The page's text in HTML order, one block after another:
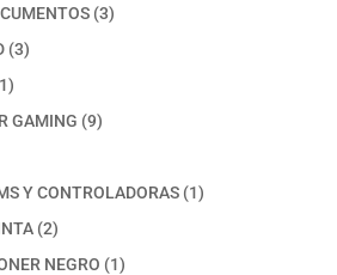
33
33
1
producto
GAMING 99
Y CONTROLADORAS 11
22
productos
NEGRO 11